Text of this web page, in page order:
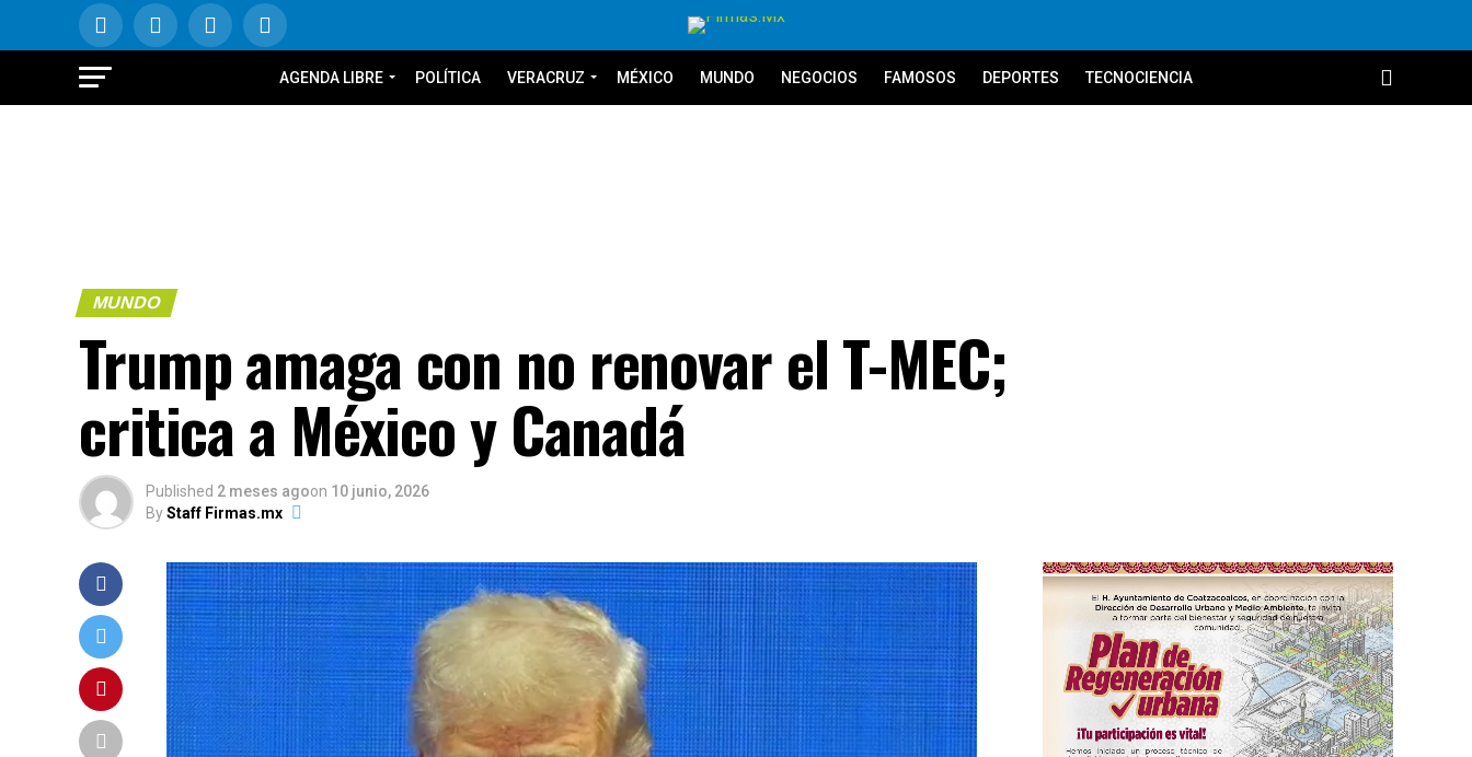
AGENDA LIBRE POLÍTICA VERACRUZ MÉXICO MUNDO NEGOCIOS FAMOSOS DEPORTES TECNOCIENCIA
MUNDO
Trump amaga con no renovar el T-MEC;
critica a México y Canadá
Published 2 meses agoon 10 junio, 2026
ByStaff Firmas.mx